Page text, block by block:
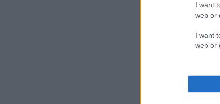
I want
web or
I want
web or